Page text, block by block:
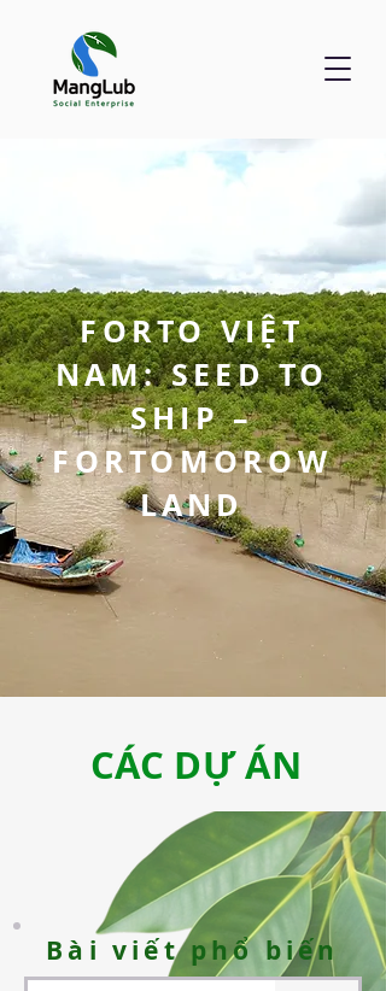
FORTO VIỆT
NAM: SEED TO
SHIP –
FORTOMOROW
LAND
CÁC DỰ ÁN
Bài viết phổ biến